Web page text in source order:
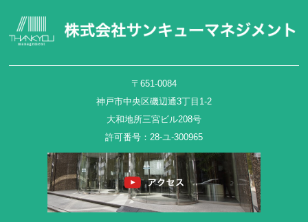
〒651-0084
神戸市中央区磯辺通3丁目1-2
大和地所三宮ビル208号
許可番号：28-ユ-300965